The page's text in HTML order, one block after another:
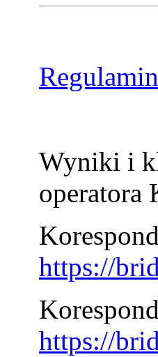
Wyniki i
operatora
https://
https://